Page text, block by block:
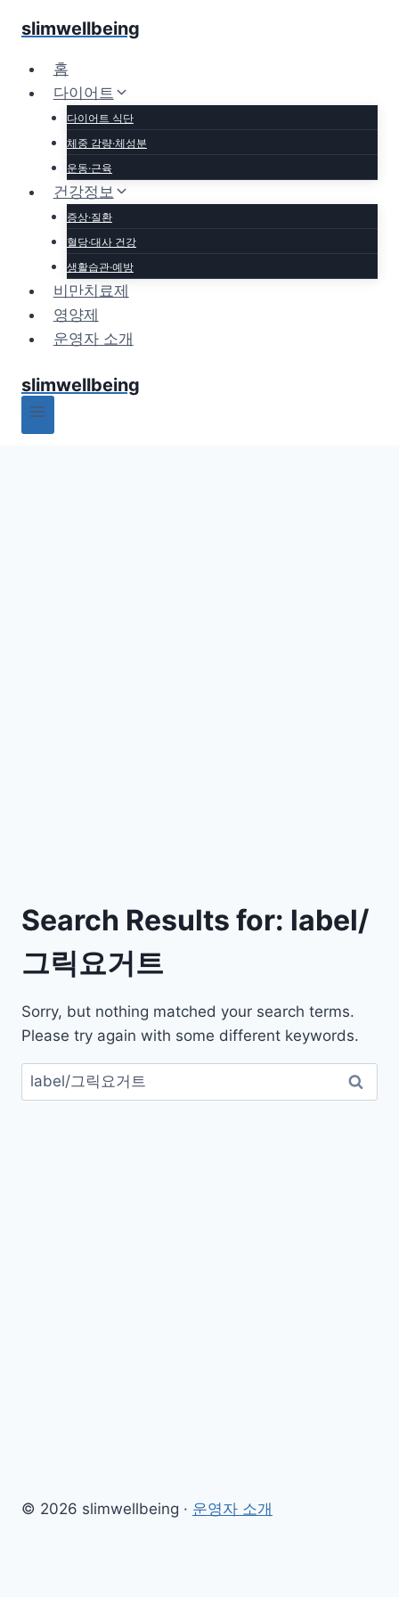
slimwellbeing
홈
다이어트
다이어트 식단
체중 감량·체성분
운동·근육
건강정보
증상·질환
혈당·대사 건강
생활습관·예방
비만치료제
영양제
운영자 소개
slimwellbeing
Search Results for: label/
그릭요거트
Sorry, but nothing matched your search terms.
Please try again with some different keywords.
검
색:
© 2026 slimwellbeing · 운영자 소개